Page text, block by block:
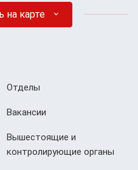
на карте
Отделы
Вакансии
Вышестоящие и
контролирующие органы